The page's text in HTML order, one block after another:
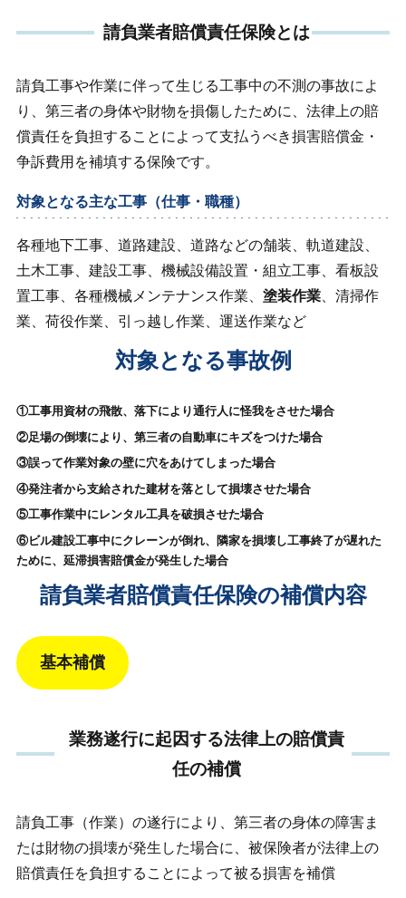
請負業者賠償責任保険とは
請負工事や作業に伴って生じる工事中の不測の事故によ
り、第三者の身体や財物を損傷したために、法律上の賠
償責任を負担することによって支払うべき損害賠償金・
争訴費用を補填する保険です。
対象となる主な工事（仕事・職種）
各種地下工事、道路建設、道路などの舗装、軌道建設、
土木工事、建設工事、機械設備設置・組立工事、看板設
置工事、各種機械メンテナンス作業、 塗装作業、清掃作
業、荷役作業、引っ越し作業、運送作業など
対象となる事故例
①工事用資材の飛散、落下により通行人に怪我をさせた場合
②足場の倒壊により、第三者の自動車にキズをつけた場合
③誤って作業対象の壁に穴をあけてしまった場合
④発注者から支給された建材を落として損壊させた場合
⑤工事作業中にレンタル工具を破損させた場合
⑥ビル建設工事中にクレーンが倒れ、隣家を損壊し工事終了が遅れた
ために、延滞損害賠償金が発生した場合
請負業者賠償責任保険の補償内容
基本補償
業務遂行に起因する法律上の賠償責
任の補償
請負工事（作業）の遂行により、第三者の身体の障害ま
たは財物の損壊が発生した場合に、被保険者が法律上の
賠償責任を負担することによって被る損害を補償